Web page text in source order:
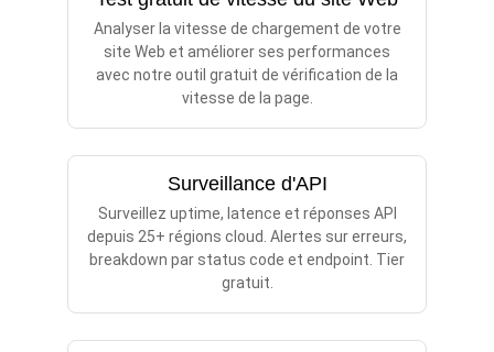
Analyser la vitesse de chargement de votre
site Web et améliorer ses performances
avec notre outil gratuit de vérification de la
vitesse de la page.
Surveillance d'API
Surveillez uptime, latence et réponses API
depuis 25+ régions cloud. Alertes sur erreurs,
breakdown par status code et endpoint. Tier
gratuit.